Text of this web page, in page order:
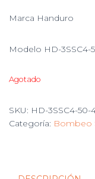
Marca Handuro
Modelo HD-
Agotado
SKU: HD-3SSC4-
Categoría: Bombeo